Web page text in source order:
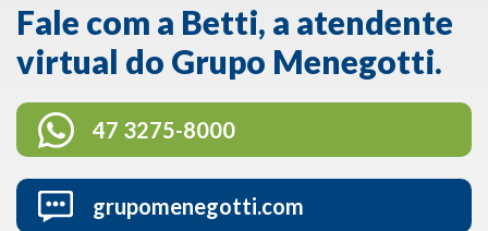
Fale com a Betti, a atendente
virtual do Grupo Menegotti.
47 3275-8000
grupomenegotti.com